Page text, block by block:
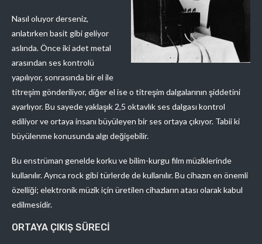
Nasıl oluyor derseniz,
anlatırken basit gibi geliyor
aslında. Önce iki adet metal
arasından ses kontrolü
yapılıyor, sonrasında bir el ile
titreşim gönderiliyor, diğer el ise o titreşim dalgalarının şiddetini
ayarlıyor. Bu sayede yaklaşık 2,5 oktavlık ses dalgası kontrol
ediliyor ve ortaya insanı büyüleyen bir ses ortaya çıkıyor. Tabii ki
büyülenme konusunda algı değişebilir.
Bu enstrüman genelde korku ve bilim-kurgu film müziklerinde
kullanılır. Ayrıca rock gibi türlerde de kullanılır. Bu cihazın en önemli
özelliği; elektronik müzik için üretilen cihazların atası olarak kabul
edilmesidir.
ORTAYA ÇIKIŞ SÜRECİ